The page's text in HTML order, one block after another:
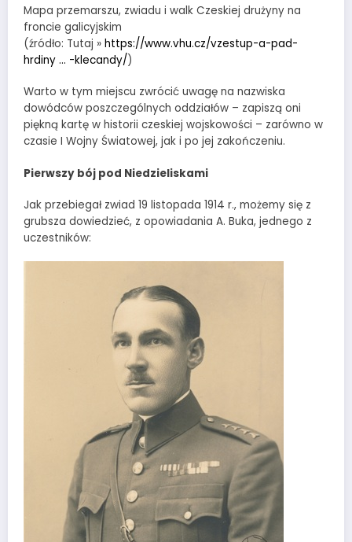
Mapa przemarszu, zwiadu i walk Czeskiej drużyny na
froncie galicyjskim
(źródło: Tutaj » https://www.vhu.cz/vzestup-a-pad-
hrdiny … -klecandy/)
Warto w tym miejscu zwrócić uwagę na nazwiska
dowódców poszczególnych oddziałów – zapiszą oni
piękną kartę w historii czeskiej wojskowości – zarówno w
czasie I Wojny Światowej, jak i po jej zakończeniu.
Pierwszy bój pod Niedzieliskami
Jak przebiegał zwiad 19 listopada 1914 r., możemy się z
grubsza dowiedzieć, z opowiadania A. Buka, jednego z
uczestników: